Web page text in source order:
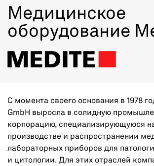
Медицинское
оборудование
С момента своего основания в 1978
GmbH выросла в солидную
корпорацию, специализирующуюся
производстве и распространении
лабораторных приборов для
и цитологии. Для этих отраслей